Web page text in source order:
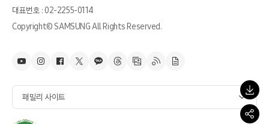
대표번호 : 02-2255-0114
Copyright© SAMSUNG All Rights Reserved.
패밀리 사이트